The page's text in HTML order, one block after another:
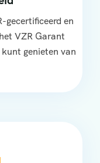
gecertificeerd en
VZR Garant
genieten van